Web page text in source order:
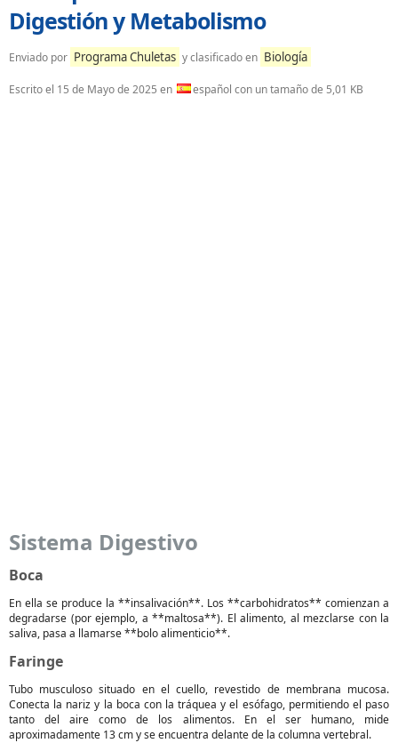
Digestión y Metabolismo
Enviado por Programa Chuletas y clasificado en Biología
Escrito el 15 de Mayo de 2025 en español con un tamaño de 5,01 KB
Sistema Digestivo
Boca
En ella se produce la **insalivación**. Los **carbohidratos** comienzan a
degradarse (por ejemplo, a **maltosa**). El alimento, al mezclarse con la
saliva, pasa a llamarse **bolo alimenticio**.
Faringe
Tubo musculoso situado en el cuello, revestido de membrana mucosa.
Conecta la nariz y la boca con la tráquea y el esófago, permitiendo el paso
tanto del aire como de los alimentos. En el ser humano, mide
aproximadamente 13 cm y se encuentra delante de la columna vertebral.